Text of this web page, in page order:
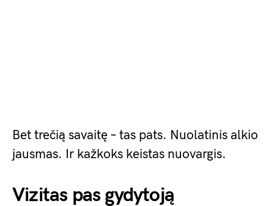
Bet trečią savaitę – tas pats. Nuolatinis alkio
jausmas. Ir kažkoks keistas nuovargis.
Vizitas pas gydytoją